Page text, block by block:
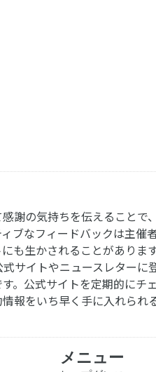
謝の気持ちを伝えることで
ブなフィードバックは主催
も生かされることがあります
サイトやニュースレターに
。公式サイトを定期的にチ
報をいち早く手に入れられ
メニュー